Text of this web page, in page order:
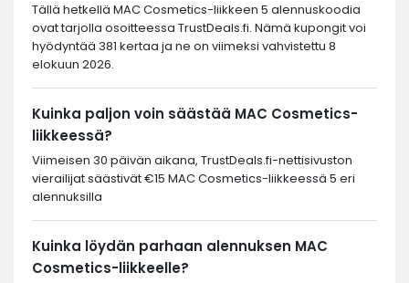
Tällä hetkellä MAC Cosmetics-liikkeen 5 alennuskoodia
ovat tarjolla osoitteessa TrustDeals.fi. Nämä kupongit voi
hyödyntää 381 kertaa ja ne on viimeksi vahvistettu 8
elokuun 2026.
Kuinka paljon voin säästää MAC Cosmetics-
liikkeessä?
Viimeisen 30 päivän aikana, TrustDeals.fi-nettisivuston
vierailijat säästivät €15 MAC Cosmetics-liikkeessä 5 eri
alennuksilla
Kuinka löydän parhaan alennuksen MAC
Cosmetics-liikkeelle?